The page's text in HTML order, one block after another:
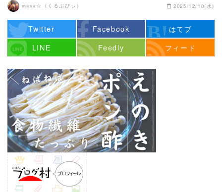
masa☆（くるぷぴぃ） 2025/12/10(水)
Twitter Facebook
はてブ
LINE
Feedly フィード